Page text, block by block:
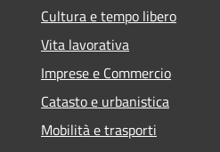
Cultura e tempo libero
Vita lavorativa
Imprese e Commercio
Catasto e urbanistica
Mobilità e trasporti